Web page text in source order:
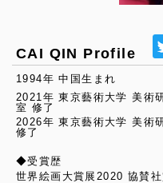
CAI QIN Profile
1994年 中国生まれ
2021年 東京藝術大学 美術
室 修了
2026年 東京藝術大学 美術
修了
◆受賞歴
世界絵画大賞展2020 協賛社